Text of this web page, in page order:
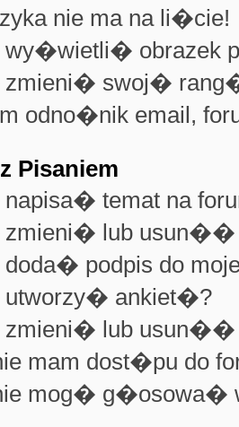
nie ma na li�cie!
obrazek
zmieni� swoj�
odno�nik email,
Pisaniem
temat na
lub usun��
podpis do
ankiet�?
zmieni� lub
mam dost�pu do
mog� g�osowa�